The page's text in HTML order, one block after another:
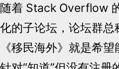
随着 Stack Overflow
化的子论坛，论坛群总
《移民海外》就是希